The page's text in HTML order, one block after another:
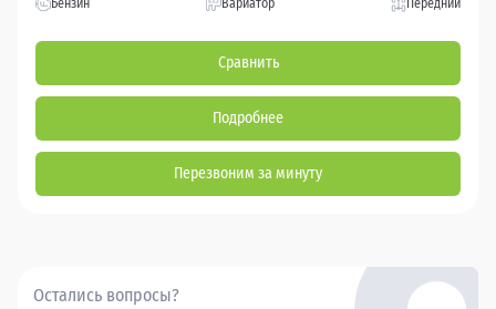
Бензин Вариатор Передний
Сравнить
Подробнее
Перезвоним за минуту
Остались вопросы?